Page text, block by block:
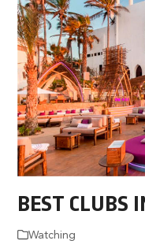
BEST CLUBS
Watching